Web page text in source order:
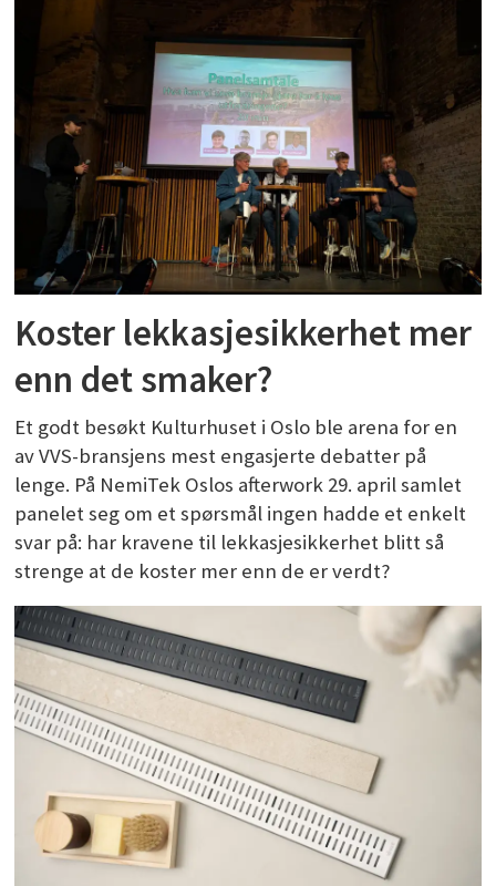
Koster lekkasjesikkerhet mer
enn det smaker?
Et godt besøkt Kulturhuset i Oslo ble arena for en
av VVS-bransjens mest engasjerte debatter på
lenge. På NemiTek Oslos afterwork 29. april samlet
panelet seg om et spørsmål ingen hadde et enkelt
svar på: har kravene til lekkasjesikkerhet blitt så
strenge at de koster mer enn de er verdt?